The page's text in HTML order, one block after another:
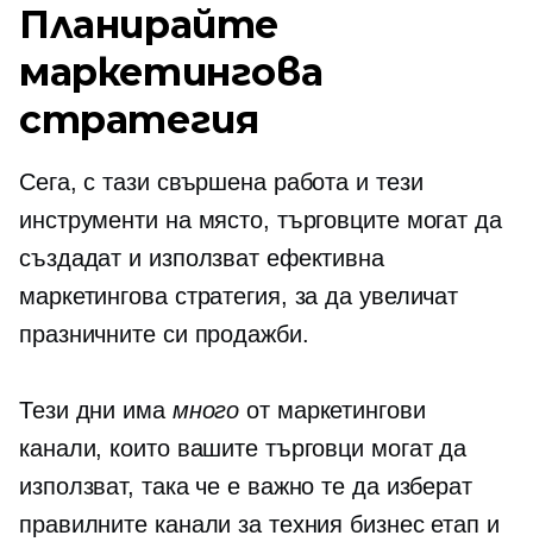
Планирайте
маркетингова
стратегия
Сега, с тази свършена работа и тези
инструменти на място, търговците могат да
създадат и използват ефективна
маркетингова стратегия, за да увеличат
празничните си продажби.
Тези дни има много от маркетингови
канали, които вашите търговци могат да
използват, така че е важно те да изберат
правилните канали за техния бизнес етап и